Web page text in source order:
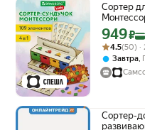
Сортер
сундучок
665265
Цена с
949₽
Рейтинг
Оценок:
4.5(50) ·
Завтра,
Сортер-